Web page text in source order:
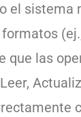
el sistema
que las